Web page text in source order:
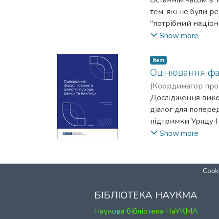
тем, які не були
"потрібний
чіткого
експертної
щодо
інтегрують
підходи. Тому
проведення
синергії.
Задля
до інтеграції
правосуддя в
Show more
Item
Оцінювання
(Координатор
Дослідження
діалог для
підтримки Уряду
підходів і рамок
конфліктів. Цей
оцінювання
поточній роботі
потрібно буде
Show more
БІБЛІОТЕКА НАУКМА
Наукова бібліотека НаУКМА